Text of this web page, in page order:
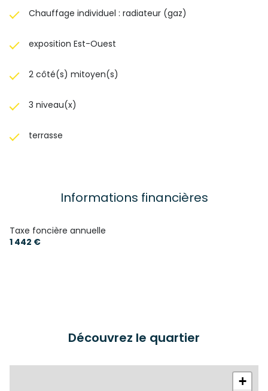
Chauffage individuel : radiateur (gaz)
exposition Est-Ouest
2 côté(s) mitoyen(s)
3 niveau(x)
terrasse
Informations financières
Taxe foncière annuelle
1 442 €
Découvrez le quartier
+